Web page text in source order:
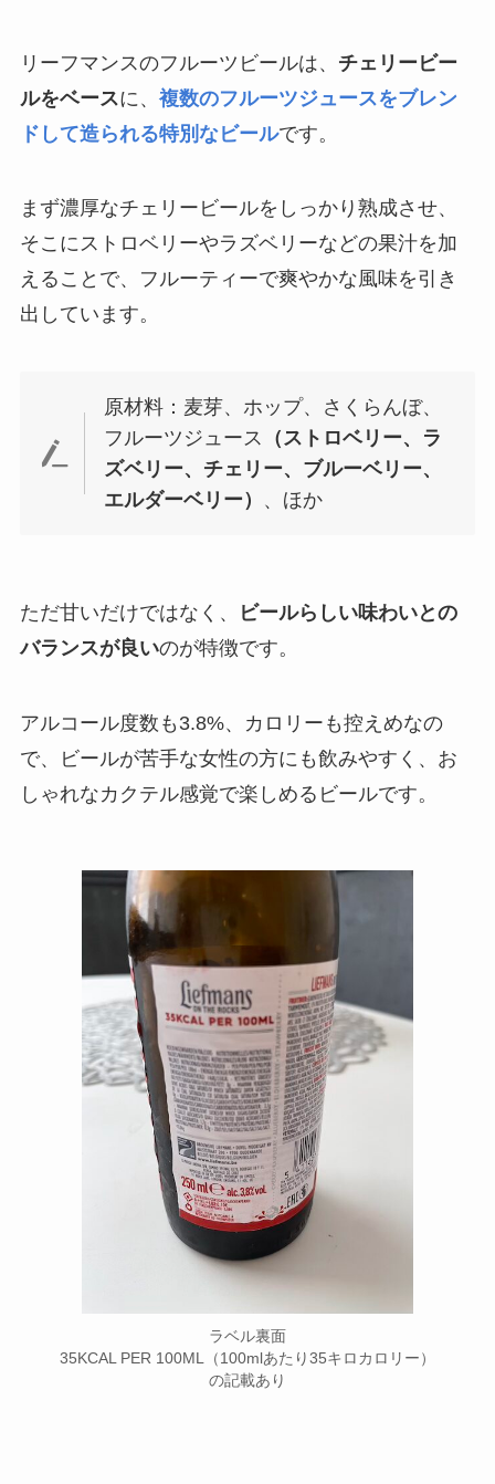
リーフマンスのフルーツビールは、 チェリービー
ルをベースに、 複数のフルーツジュースをブレン
ドして造られる特別なビールです。
まず濃厚なチェリービールをしっかり熟成させ、
そこにストロベリーやラズベリーなどの果汁を加
えることで、フルーティーで爽やかな風味を引き
出しています。
原材料：麦芽、ホップ、さくらんぼ、
フルーツジュース
（ストロベリー、ラ
ズベリー、チェリー、ブルーベリー、
エルダーベリー） 、ほか
ただ甘いだけではなく、
ビールらしい味わいとの
バランスが良いのが特徴です。
アルコール度数も3.8%、カロリーも控えめなの
で、ビールが苦手な女性の方にも飲みやすく、お
しゃれなカクテル感覚で楽しめるビールです。
ラベル裏面
35KCAL PER 100ML（100mlあたり35キロカロリー）
の記載あり